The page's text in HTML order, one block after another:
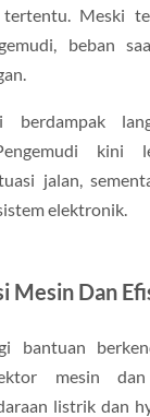
Meski
beban
berdampak
kini
jalan,
elektronik.
Mesin Dan
bantuan
mesin
listrik dan